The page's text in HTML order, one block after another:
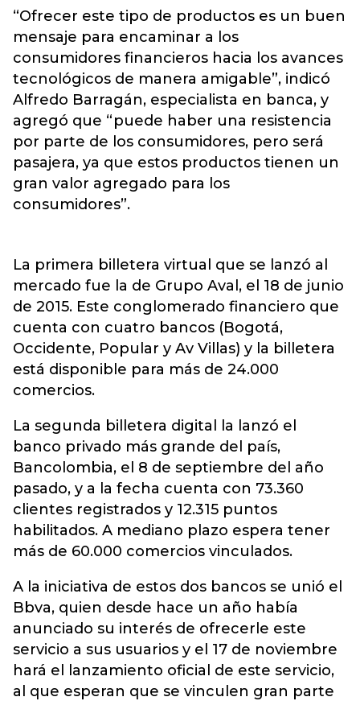
“Ofrecer este tipo de productos es un buen
mensaje para encaminar a los
consumidores financieros hacia los avances
tecnológicos de manera amigable”, indicó
Alfredo Barragán, especialista en banca, y
agregó que “puede haber una resistencia
por parte de los consumidores, pero será
pasajera, ya que estos productos tienen un
gran valor agregado para los
consumidores”.
La primera billetera virtual que se lanzó al
mercado fue la de Grupo Aval, el 18 de junio
de 2015. Este conglomerado financiero que
cuenta con cuatro bancos (Bogotá,
Occidente, Popular y Av Villas) y la billetera
está disponible para más de 24.000
comercios.
La segunda billetera digital la lanzó el
banco privado más grande del país,
Bancolombia, el 8 de septiembre del año
pasado, y a la fecha cuenta con 73.360
clientes registrados y 12.315 puntos
habilitados. A mediano plazo espera tener
más de 60.000 comercios vinculados.
A la iniciativa de estos dos bancos se unió el
Bbva, quien desde hace un año había
anunciado su interés de ofrecerle este
servicio a sus usuarios y el 17 de noviembre
hará el lanzamiento oficial de este servicio,
al que esperan que se vinculen gran parte